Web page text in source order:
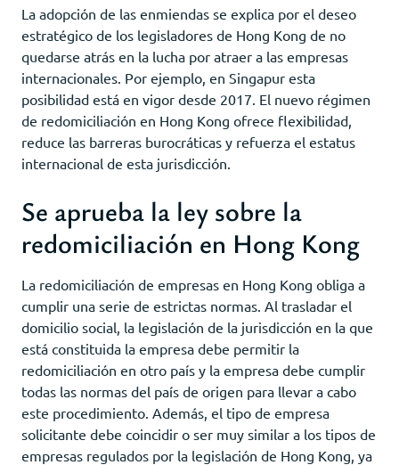
La adopción de las enmiendas se explica por el deseo
estratégico de los legisladores de Hong Kong de no
quedarse atrás en la lucha por atraer a las empresas
internacionales. Por ejemplo, en Singapur esta
posibilidad está en vigor desde 2017. El nuevo régimen
de redomiciliación en Hong Kong ofrece flexibilidad,
reduce las barreras burocráticas y refuerza el estatus
internacional de esta jurisdicción.
Se aprueba la ley sobre la
redomiciliación en Hong Kong
La redomiciliación de empresas en Hong Kong obliga a
cumplir una serie de estrictas normas. Al trasladar el
domicilio social, la legislación de la jurisdicción en la que
está constituida la empresa debe permitir la
redomiciliación en otro país y la empresa debe cumplir
todas las normas del país de origen para llevar a cabo
este procedimiento. Además, el tipo de empresa
solicitante debe coincidir o ser muy similar a los tipos de
empresas regulados por la legislación de Hong Kong, ya